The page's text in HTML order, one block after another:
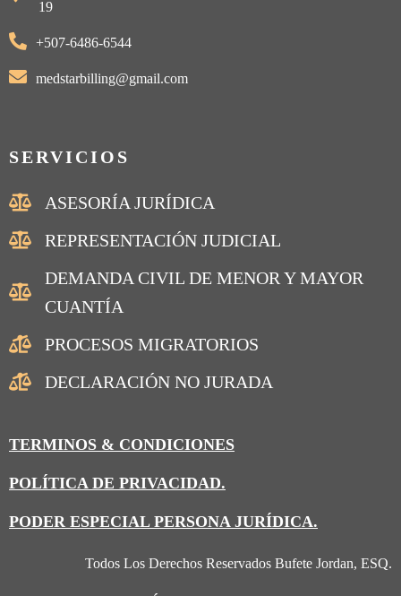
19
+507-6486-6544
medstarbilling@gmail.com
SERVICIOS
ASESORÍA JURÍDICA
REPRESENTACIÓN JUDICIAL
DEMANDA CIVIL DE MENOR Y MAYOR
CUANTÍA
PROCESOS MIGRATORIOS
DECLARACIÓN NO JURADA
TERMINOS & CONDICIONES
POLÍTICA DE PRIVACIDAD.
PODER ESPECIAL PERSONA JURÍDICA.
Todos Los Derechos Reservados Bufete Jordan, ESQ.